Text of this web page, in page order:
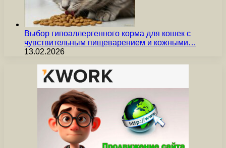
Выбор гипоаллергенного корма для кошек с
чувствительным пищеварением и кожными…
13.02.2026